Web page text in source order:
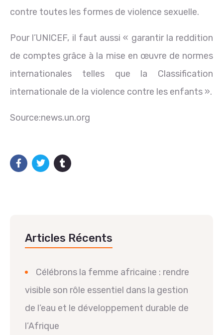
contre toutes les formes de violence sexuelle.
Pour l’UNICEF, il faut aussi « garantir la reddition
de comptes grâce à la mise en œuvre de normes
internationales telles que la Classification
internationale de la violence contre les enfants ».
Source:news.un.org
Articles Récents
Célébrons la femme africaine : rendre
visible son rôle essentiel dans la gestion
de l’eau et le développement durable de
l’Afrique